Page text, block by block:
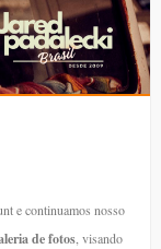
e continuamos nosso
de fotos , visando